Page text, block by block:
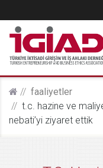
faali̇yetler
t.c. hazine ve
nebati’yi ziyaret ettik